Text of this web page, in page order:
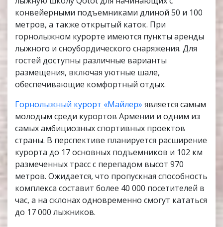
конвейерными подъемниками длиной 50 и 100
метров, а также открытый каток. При
горнолыжном курорте имеются пункты аренды
лыжного и сноубордического снаряжения. Для
гостей доступны различные варианты
размещения, включая уютные шале,
обеспечивающие комфортный отдых.
Горнолыжный курорт «Майлер» является самым
молодым среди курортов Армении и одним из
самых амбициозных спортивных проектов
страны. В перспективе планируется расширение
курорта до 17 основных подъемников и 102 км
размеченных трасс с перепадом высот 970
метров. Ожидается, что пропускная способность
комплекса составит более 40 000 посетителей в
час, а на склонах одновременно смогут кататься
до 17 000 лыжников.